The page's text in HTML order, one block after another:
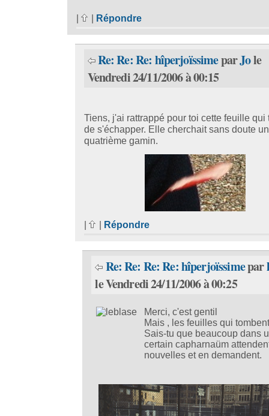
Répondre
Re: Re: Re: hîperjoïssimeparJole
Vendredi 24/11/2006 à 00:15
Tiens, j'ai rattrappé pour toi cette feuille qui
de s'échapper. Elle cherchait sans doute un
quatrième gamin.
Répondre
Re: Re: Re: Re: hîperjoïssimepar
le Vendredi 24/11/2006 à 00:25
Merci, c'est gentil
Mais , les feuilles qui
Sais-tu que beaucoup dans
certain capharnaüm
nouvelles et en demandent.